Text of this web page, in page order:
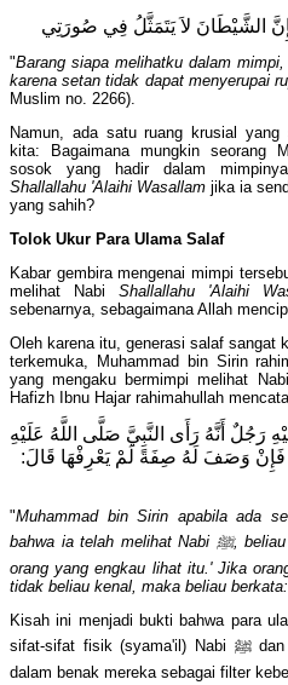
الشَّيْطَانَ لاَ يَتَمَثَّلُ فِي صُورَتِي
"Barang siapa melihatku dalam
karena setan tidak dapat menyerupai
Muslim no. 2266).
Namun, ada satu ruang krusial
kita: Bagaimana mungkin seorang
sosok yang hadir dalam
Shallallahu 'Alaihi Wasallam jika ia
yang sahih?
Tolok Ukur Para Ulama Salaf
Kabar gembira mengenai mimpi
melihat Nabi Shallallahu 'Alaihi
sebenarnya, sebagaimana Allah
Oleh karena itu, generasi salaf sangat
terkemuka, Muhammad bin Sirin
yang mengaku bermimpi melihat Nabi
Hafizh Ibnu Hajar rahimahullah
أَنَّهُ رَأَى النَّبِيَّ صَلَّى اللَّهُ عَلَيْهِ
وَصَفَ لَهُ صِفَةً لَمْ يَعْرِفْهَا قَالَ:
"Muhammad bin Sirin apabila ada
bahwa ia telah melihat Nabi ﷺ,
orang yang engkau lihat itu.' Jika
tidak beliau kenal, maka beliau
Kisah ini menjadi bukti bahwa para
sifat-sifat fisik (syama'il) Nabi ﷺ dan menghadirkan gambaran tersebut
dalam benak mereka sebagai filter